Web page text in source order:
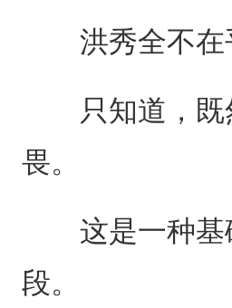
洪秀全不在
只知道，既
畏。
这是一种基
段。